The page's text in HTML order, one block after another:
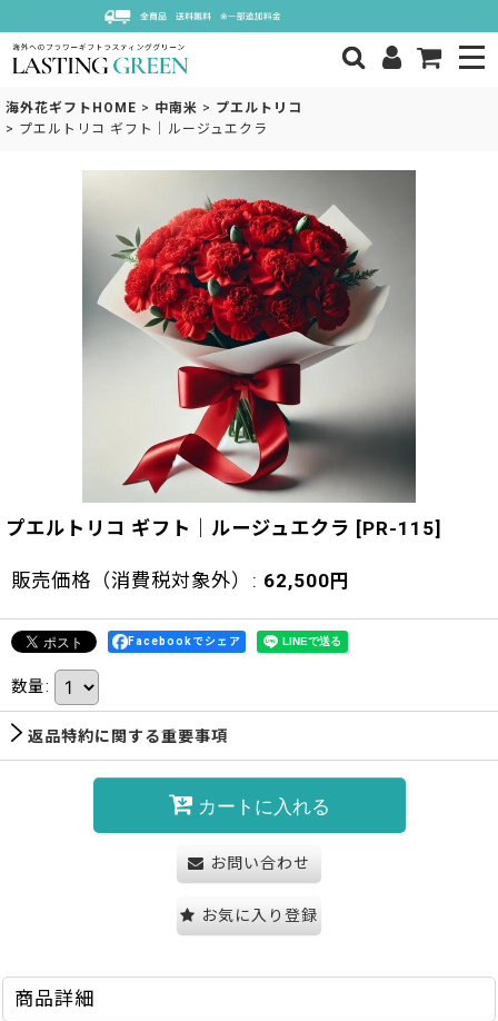
海外花ギフトHOME > 中南米 > プエルトリコ
> プエルトリコ ギフト｜ルージュエクラ
プエルトリコ ギフト｜ルージュエクラ [PR-115]
販売価格（消費税対象外） : 62,500 円
Facebookでシェア
数量:
返品特約に関する重要事項
カートに入れる
お問い合わせ
お気に入り登録
商品詳細